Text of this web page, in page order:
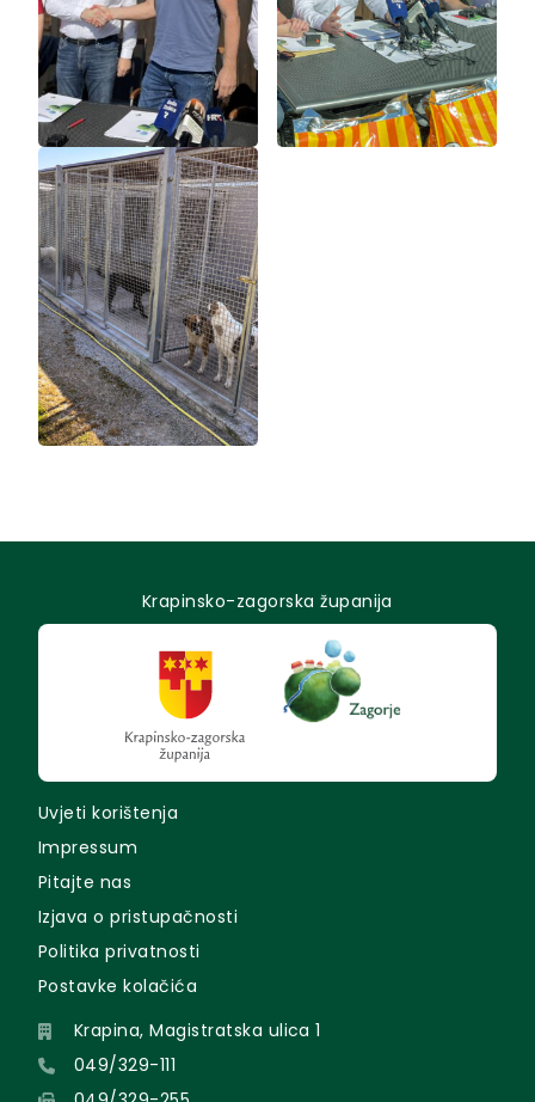
Krapinsko-zagorska županija
Uvjeti korištenja
Impressum
Pitajte nas
Izjava o pristupačnosti
Politika privatnosti
Postavke kolačića
Krapina, Magistratska ulica 1
049/329-111